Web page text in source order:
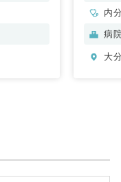
内
病
大